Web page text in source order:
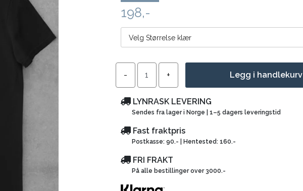
198,-
Velg Størrelse klær
Legg i handlekurv
LYNRASK LEVERING
Sendes fra lager i Norge | 1–5 dagers leveringstid
Fast fraktpris
Postkasse: 90.- | Hentested: 160.-
FRI FRAKT
På alle bestillinger over 3000.-